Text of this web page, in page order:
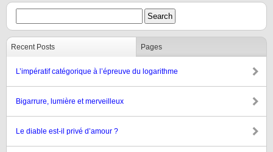
Recent Posts Pages
L’impératif catégorique à l’épreuve du logarithme
Bigarrure, lumière et merveilleux
Le diable est-il privé d’amour ?